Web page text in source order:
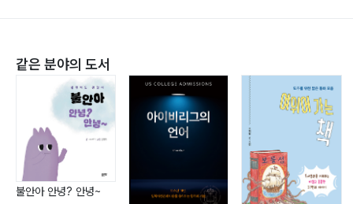
Lesson 2 UVA103 상자 포개기
Lesson 3 UVA10131 더 크면 영리한가?
Part7 LCS
Lesson 1 LCS
Lesson 2 UVA111 역사 점수 계산
Lesson 3 UVA10066 쌍둥이 탑
같은 분야의 도서
불안아 안녕? 안녕~